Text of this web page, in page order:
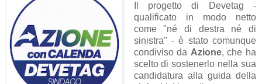
Il progetto di Devetag -
qualificato in modo netto
come "né di destra né di
sinistra" - è stato comunque
condiviso da Azione, che ha
scelto di sostenerlo nella sua
candidatura alla guida della